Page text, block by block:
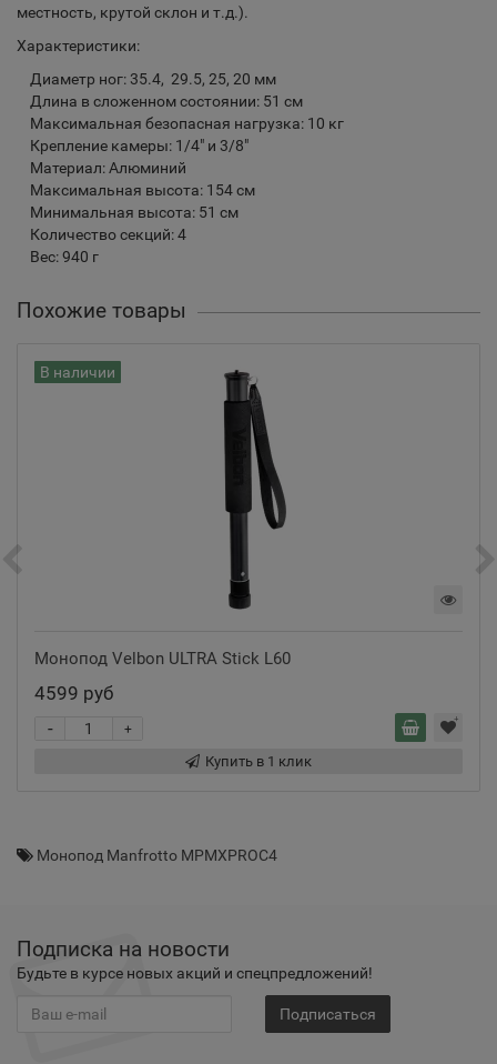
местность, крутой склон и т.д.).
Характеристики:
Диаметр ног: 35.4, 29.5, 25, 20 мм
Длина в сложенном состоянии: 51 см
Максимальная безопасная нагрузка: 10 кг
Крепление камеры: 1/4" и 3/8"
Материал: Алюминий
Максимальная высота: 154 см
Минимальная высота: 51 см
Количество секций: 4
Вес: 940 г
Похожие товары
В наличии
Монопод Velbon ULTRA Stick L60
4599 руб
+
-
Купить в 1 клик
Монопод Manfrotto MPMXPROC4
Подписка на новости
Будьте в курсе новых акций и спецпредложений!
Подписаться